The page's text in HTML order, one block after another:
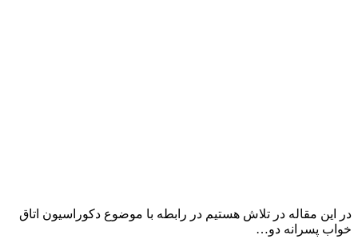
در این مقاله در تلاش هستیم در رابطه با موضوع دکوراسیون اتاق
خواب پسرانه دو…